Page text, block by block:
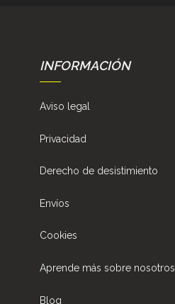
INFORMACIÓN
Aviso legal
Privacidad
Derecho de desistimiento
Envíos
Cookies
Aprende más sobre nosotros
Blog